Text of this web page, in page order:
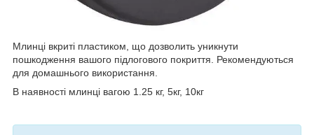
Млинці вкриті пластиком, що дозволить уникнути
пошкодження вашого підлогового покриття. Рекомендуються
для домашнього використання.
В наявності млинці вагою 1.25 кг, 5кг, 10кг